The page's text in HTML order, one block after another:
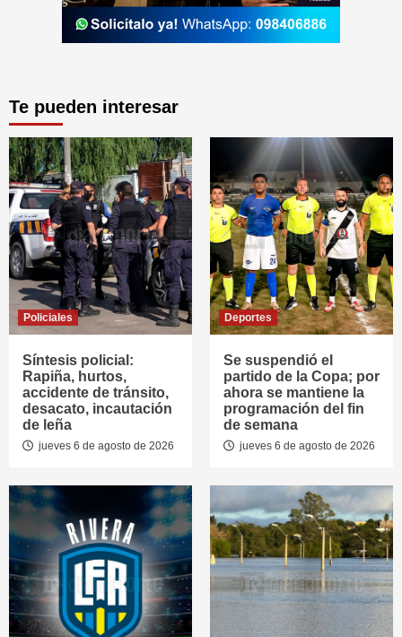
Te pueden interesar
Policiales
Síntesis policial:
Rapiña, hurtos,
accidente de tránsito,
desacato, incautación
de leña
jueves 6 de agosto de 2026
Deportes
Se suspendió el
partido de la Copa; por
ahora se mantiene la
programación del fin
de semana
jueves 6 de agosto de 2026